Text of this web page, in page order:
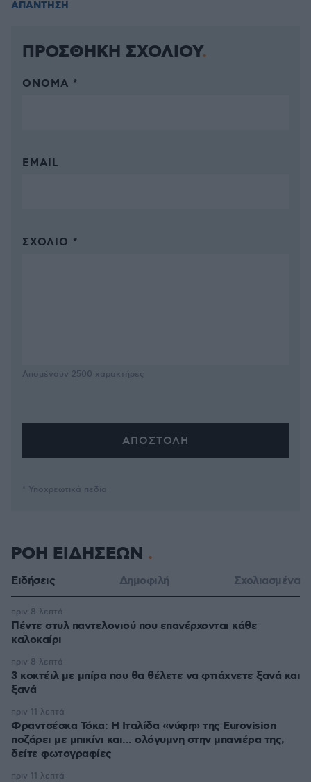
ΑΠΑΝΤΗΣΗ
ΠΡΟΣΘΗΚΗ ΣΧΟΛΙΟΥ
ΌΝΟΜΑ *
EMAIL
ΣΧΌΛΙΟ *
Απομένουν 2500 χαρακτήρες
* Υποχρεωτικά πεδία
ΡΟΗ ΕΙΔΗΣΕΩΝ
Ειδήσεις Δημοφιλή Σχολιασμένα
Πέντε στυλ παντελονιού που επανέρχονται κάθε
καλοκαίρι
πριν 8 λεπτά
3 κοκτέιλ με μπίρα που θα θέλετε να φτιάχνετε ξανά και
ξανά
πριν 8 λεπτά
Φραντσέσκα Τόκα: Η Ιταλίδα «νύφη» της Eurovision
ποζάρει με μπικίνι και... ολόγυμνη στην μπανιέρα της,
δείτε φωτογραφίες
πριν 11 λεπτά
πριν 11 λεπτά